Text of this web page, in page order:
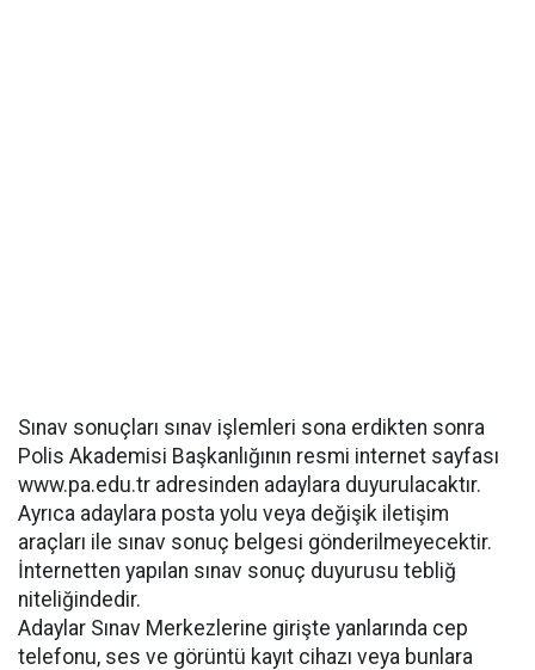
Sınav sonuçları sınav işlemleri sona erdikten sonra
Polis Akademisi Başkanlığının resmi internet sayfası
www.pa.edu.tr adresinden adaylara duyurulacaktır.
Ayrıca adaylara posta yolu veya değişik iletişim
araçları ile sınav sonuç belgesi gönderilmeyecektir.
İnternetten yapılan sınav sonuç duyurusu tebliğ
niteliğindedir.
Adaylar Sınav Merkezlerine girişte yanlarında cep
telefonu, ses ve görüntü kayıt cihazı veya bunlara